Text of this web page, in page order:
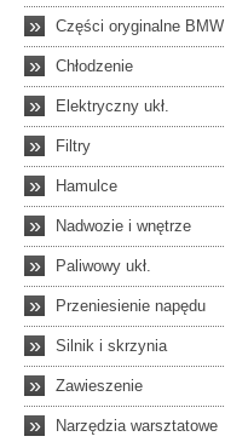
» Części oryginalne BMW
» Chłodzenie
» Elektryczny ukł.
» Filtry
» Hamulce
» Nadwozie i wnętrze
» Paliwowy ukł.
» Przeniesienie napędu
» Silnik i skrzynia
» Zawieszenie
» Narzędzia warsztatowe